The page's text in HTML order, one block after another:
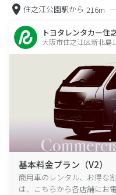
住之江公園駅から 216m
トヨタレンタカー住
大阪市住之江区新北島
基本料金プラン（V2）
商用車のレンタル、お得な
は、こちらから各店舗にお